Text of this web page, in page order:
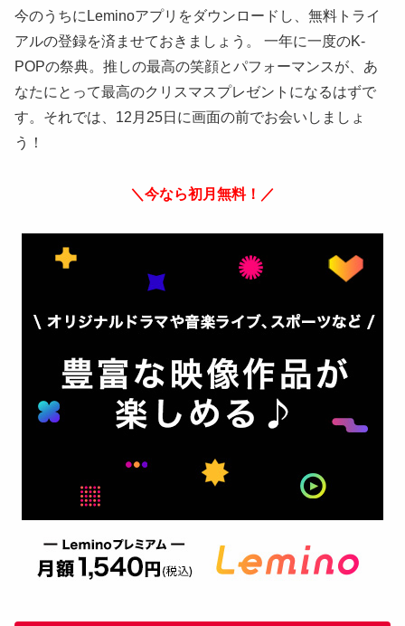
今のうちにLeminoアプリをダウンロードし、無料トライ
アルの登録を済ませておきましょう。 一年に一度のK-
POPの祭典。推しの最高の笑顔とパフォーマンスが、あ
なたにとって最高のクリスマスプレゼントになるはずで
す。それでは、12月25日に画面の前でお会いしましょ
う！
＼今なら初月無料！／